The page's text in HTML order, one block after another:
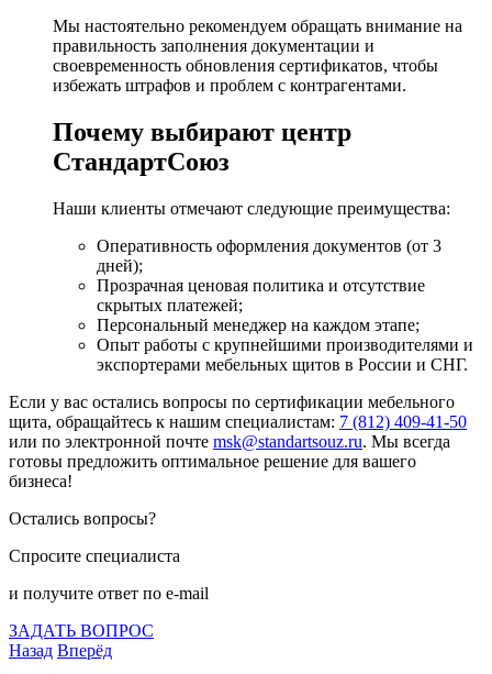
Мы настоятельно рекомендуем обращать внимание на
правильность заполнения документации и
своевременность обновления сертификатов, чтобы
избежать штрафов и проблем с контрагентами.
Почему выбирают центр
СтандартСоюз
Наши клиенты отмечают следующие преимущества:
Оперативность оформления документов (от 3
дней);
Прозрачная ценовая политика и отсутствие
скрытых платежей;
Персональный менеджер на каждом этапе;
Опыт работы с крупнейшими производителями и
экспортерами мебельных щитов в России и СНГ.
Если у вас остались вопросы по сертификации мебельного
щита, обращайтесь к нашим специалистам: 7 (812) 409-41-50
или по электронной почте msk@standartsouz.ru. Мы всегда
готовы предложить оптимальное решение для вашего
бизнеса!
Остались вопросы?
Спросите специалиста
и получите ответ по e-mail
ЗАДАТЬ ВОПРОС
Назад Вперёд